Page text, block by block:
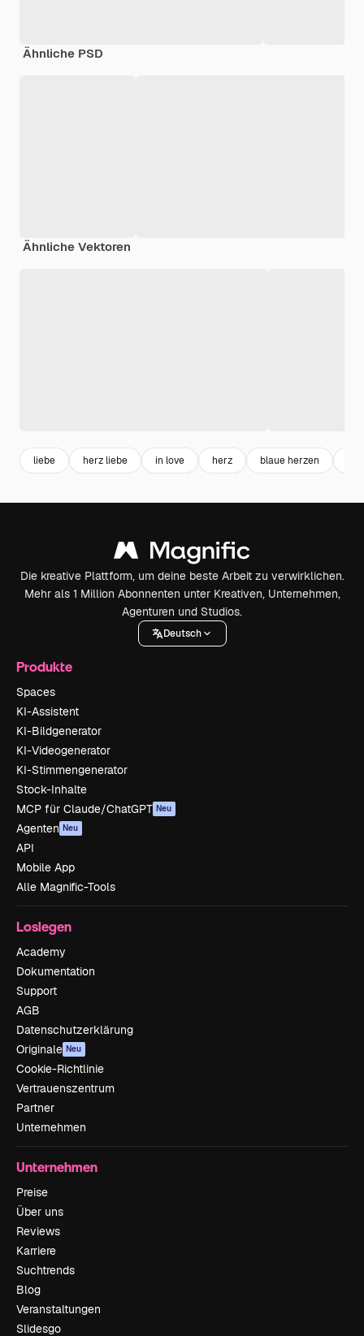
Ähnliche PSD
Ähnliche Vektoren
liebe herz liebe in love herz blaue herzen
Die kreative Plattform, um deine beste Arbeit zu verwirklichen.
Mehr als 1 Million Abonnenten unter Kreativen, Unternehmen,
Agenturen und Studios.
Deutsch
Produkte
Spaces
KI-Assistent
KI-Bildgenerator
KI-Videogenerator
KI-Stimmengenerator
Stock-Inhalte
MCP für Claude/ChatGPT Neu
Agenten Neu
API
Mobile App
Alle Magnific-Tools
Loslegen
Academy
Dokumentation
Support
AGB
Datenschutzerklärung
Originale Neu
Cookie-Richtlinie
Vertrauenszentrum
Partner
Unternehmen
Unternehmen
Preise
Über uns
Reviews
Karriere
Suchtrends
Blog
Veranstaltungen
Slidesgo